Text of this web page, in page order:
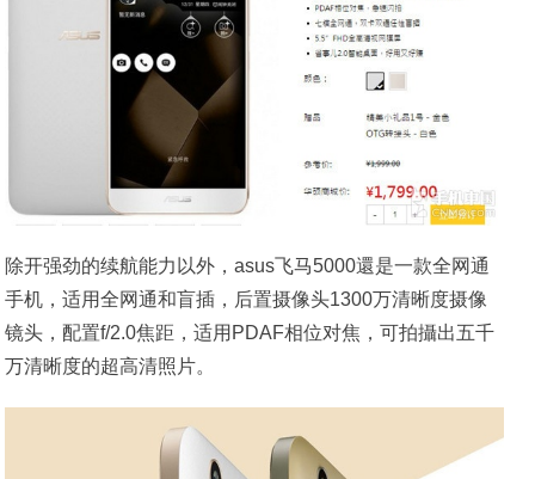
除开强劲的续航能力以外，asus飞马5000還是一款全网通
手机，适用全网通和盲插，后置摄像头1300万清晰度摄像
镜头，配置f/2.0焦距，适用PDAF相位对焦，可拍攝出五千
万清晰度的超高清照片。